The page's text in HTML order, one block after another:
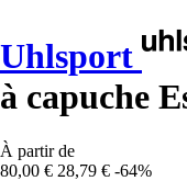
Uhlsport
à capuche
À partir de
80,00 € 28,79 € -64%